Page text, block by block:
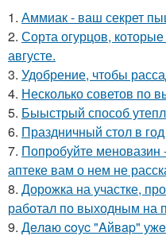
1. Аммиак - ваш секрет
2. Сорта огурцов,
августе.
3. Удобрение, чтобы
4. Несколько советов по
5. Быыстрый способ
6. Праздничный стол в
7. Попробуйте
аптеке вам о нем не
8. Дорожка на участке,
работал по выходным на
9. Дeлaю coуc "Aйвap" ужe